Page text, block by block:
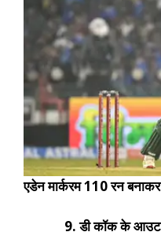
एडेन मार्करम 110 रन
9. डी कॉक के आउट